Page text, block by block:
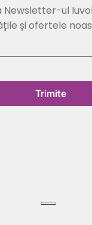
Privacy Policy
ul
și ofertele
Trimite